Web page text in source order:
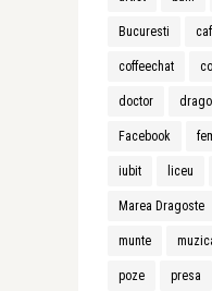
Bucuresti
coffeechat
doctor
Facebook
iubit liceu
Marea Dragoste
munte
poze presa